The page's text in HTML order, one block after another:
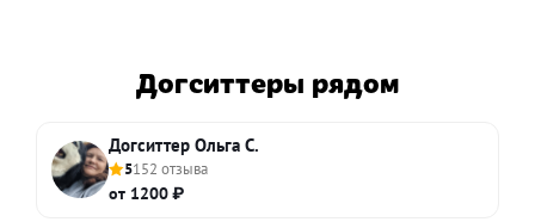
Догситтеры рядом
Догситтер Ольга С.
5152 отзыва
от 1200 ₽